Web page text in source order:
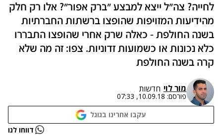
לחייה? צה"ל ייצא למבצע "ברק אפור"? אלו רק חלק
מהידיעות המזויפות שהופצו ברשתות החברתיות
בשנה החולפת - כאלה שרק אחרי שהופצו התבררו
כלא נכונות או כשמועות זדוניות. צפו: זה מה שלא
קרה בשנה החולפת
מור לוי חדשות
פורסם: 10.09.18, 07:33
עקבו אחרינו בגוגל
נתקלנו בבעיה דווחו לנו